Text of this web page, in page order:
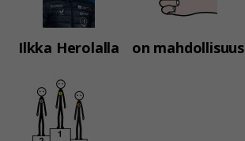
Ilkka Herolalla on mahdollisuus